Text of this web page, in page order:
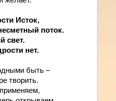
Исток,
поток.
свет.
нет.
быть –
творить.